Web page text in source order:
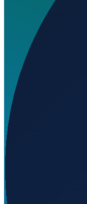
Wo liegt
Auf welcher
▼
Wird geladen...
24.47760
Mexico City